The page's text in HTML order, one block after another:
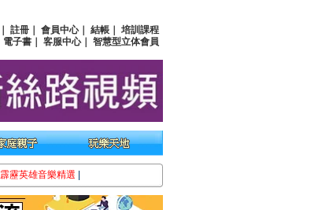
註冊 會員中心｜ 結帳
培訓課程
電子書 客服中心｜ 智慧型立体會員
霹靂英雄音樂精選